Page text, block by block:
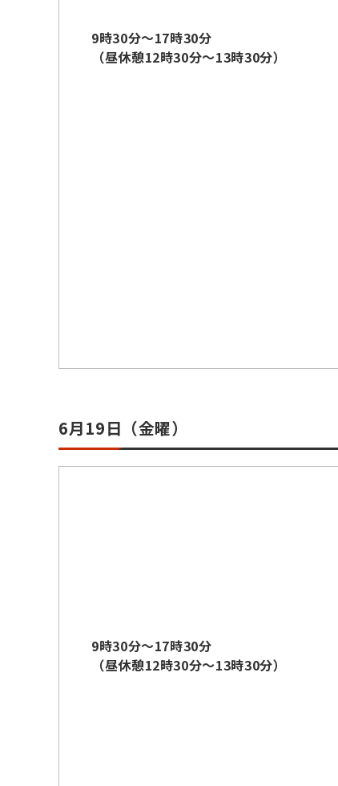
9時30分～17時30分
（昼休憩12時30分～13時30分）
6月19日（金曜）
9時30分～17時30分
（昼休憩12時30分～13時30分）